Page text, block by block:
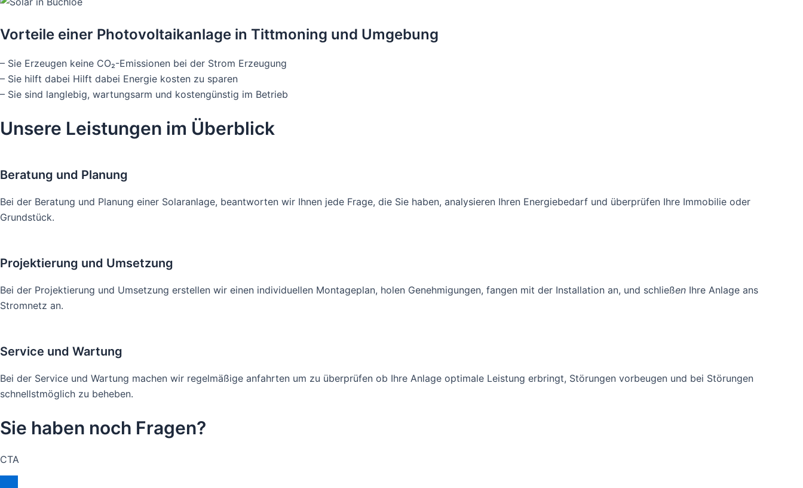
Vorteile einer Photovoltaikanlage in Tittmoning und Umgebung
– Sie Erzeugen keine CO₂-Emissionen bei der Strom Erzeugung
– Sie hilft dabei Hilft dabei Energie kosten zu sparen
– Sie sind langlebig, wartungsarm und kostengünstig im Betrieb
Unsere Leistungen im Überblick
Beratung und Planung
Bei der Beratung und Planung einer Solaranlage, beantworten wir Ihnen jede Frage, die Sie haben, analysieren Ihren Energiebedarf und überprüfen Ihre Immobilie oder
Grundstück.
Projektierung und Umsetzung
Bei der Projektierung und Umsetzung erstellen wir einen individuellen Montageplan, holen Genehmigungen, fangen mit der Installation an, und schließen Ihre Anlage ans
Stromnetz an.
Service und Wartung
Bei der Service und Wartung machen wir regelmäßige anfahrten um zu überprüfen ob Ihre Anlage optimale Leistung erbringt, Störungen vorbeugen und bei Störungen
schnellstmöglich zu beheben.
Sie haben noch Fragen?
CTA